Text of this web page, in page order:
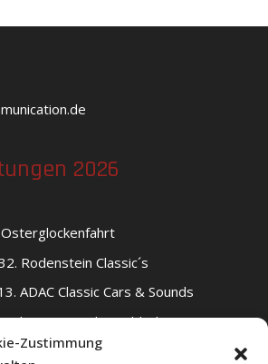
Zustimmung
2026
Rodenstein Classic´s
ADAC Classic Cars & Sounds
| 34. IMS Odenwald-Classic
40. Odenwälder Veteranenfahrt